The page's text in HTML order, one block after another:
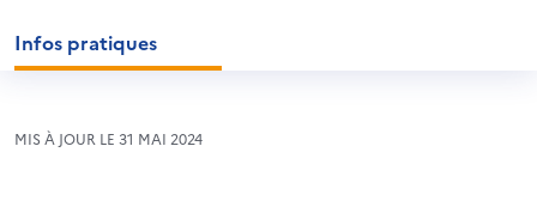
Infos pratiques
MIS À JOUR LE 31 MAI 2024